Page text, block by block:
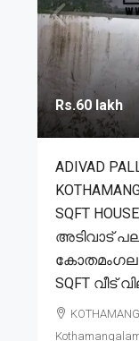
Rs.60 lakh
ADIVAD
SQFT
അടിവാട്
SQFT വീട്